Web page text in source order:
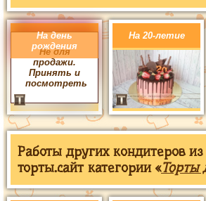
На день
рождения
Не для
продажи.
Принять и
посмотреть
На 20-летие
Работы других кондитеров из
торты.сайт категории «Торты